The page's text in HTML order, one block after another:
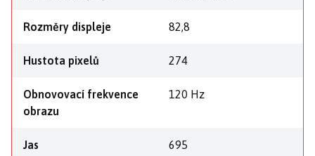
Rozměry displeje 82,8
Hustota pixelů 274
Obnovovací frekvence
obrazu
120 Hz
Jas 695